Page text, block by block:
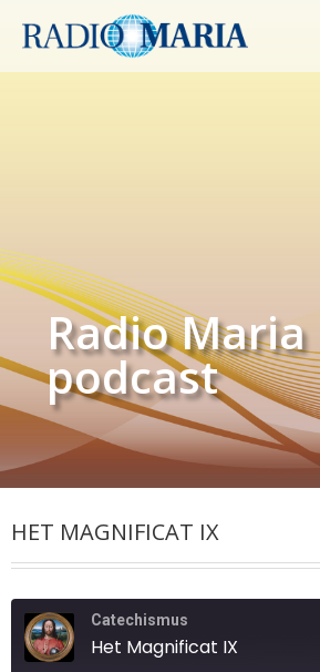
Radio Maria
podcast
HET MAGNIFICAT IX
Catechismus
Het Magnificat IX